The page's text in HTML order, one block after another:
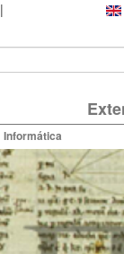
|
Informática